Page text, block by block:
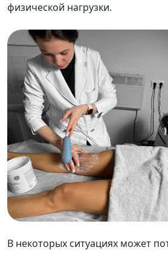
физической нагрузки.
В некоторых ситуациях может